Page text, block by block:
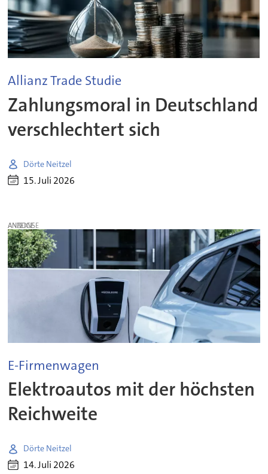
Allianz Trade Studie
Zahlungsmoral in Deutschland
verschlechtert sich
Dörte Neitzel
15. Juli 2026
ANZEIGE
E-Firmenwagen
Elektroautos mit der höchsten
Reichweite
Dörte Neitzel
14. Juli 2026